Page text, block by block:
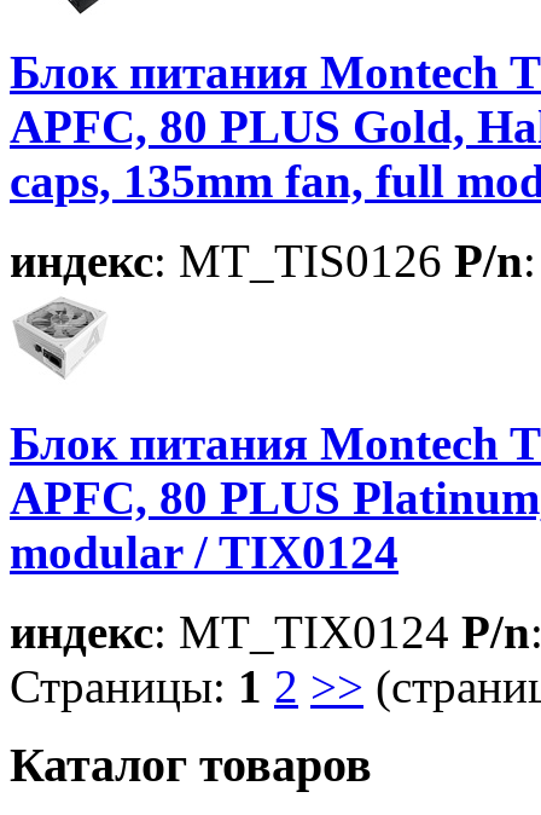
Блок питания Montech
APFC, 80 PLUS Gold,
caps, 135mm fan, full
индекс: MT_TIS0126 P/n
Блок питания Montech
APFC, 80 PLUS
modular / TIX0124
индекс: MT_TIX0124 P/n
Страницы: 1 2 >>
Каталог товаров